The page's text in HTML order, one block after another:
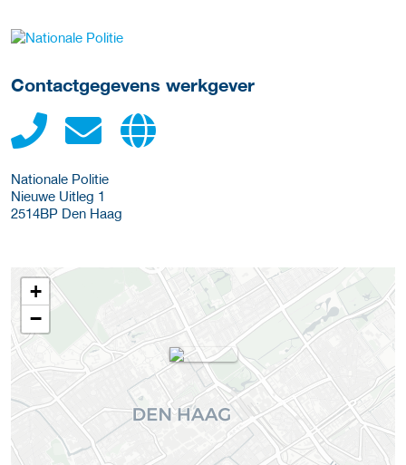
Meer werkgever details
Contactgegevens werkgever
Nationale Politie
Nieuwe Uitleg 1
2514BP Den Haag
+
−